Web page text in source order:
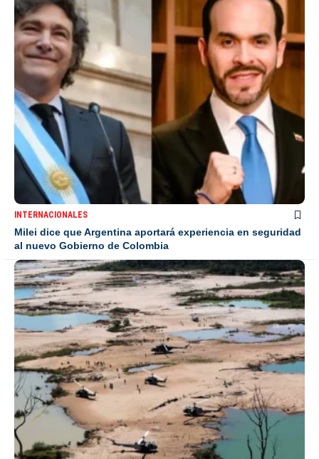
INTERNACIONALES
Milei dice que Argentina aportará experiencia en seguridad
al nuevo Gobierno de Colombia